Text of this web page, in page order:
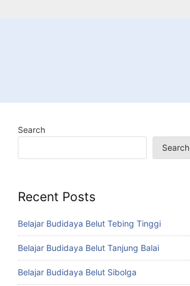
Search
Search
Recent Posts
Belajar Budidaya Belut Tebing Tinggi
Belajar Budidaya Belut Tanjung Balai
Belajar Budidaya Belut Sibolga